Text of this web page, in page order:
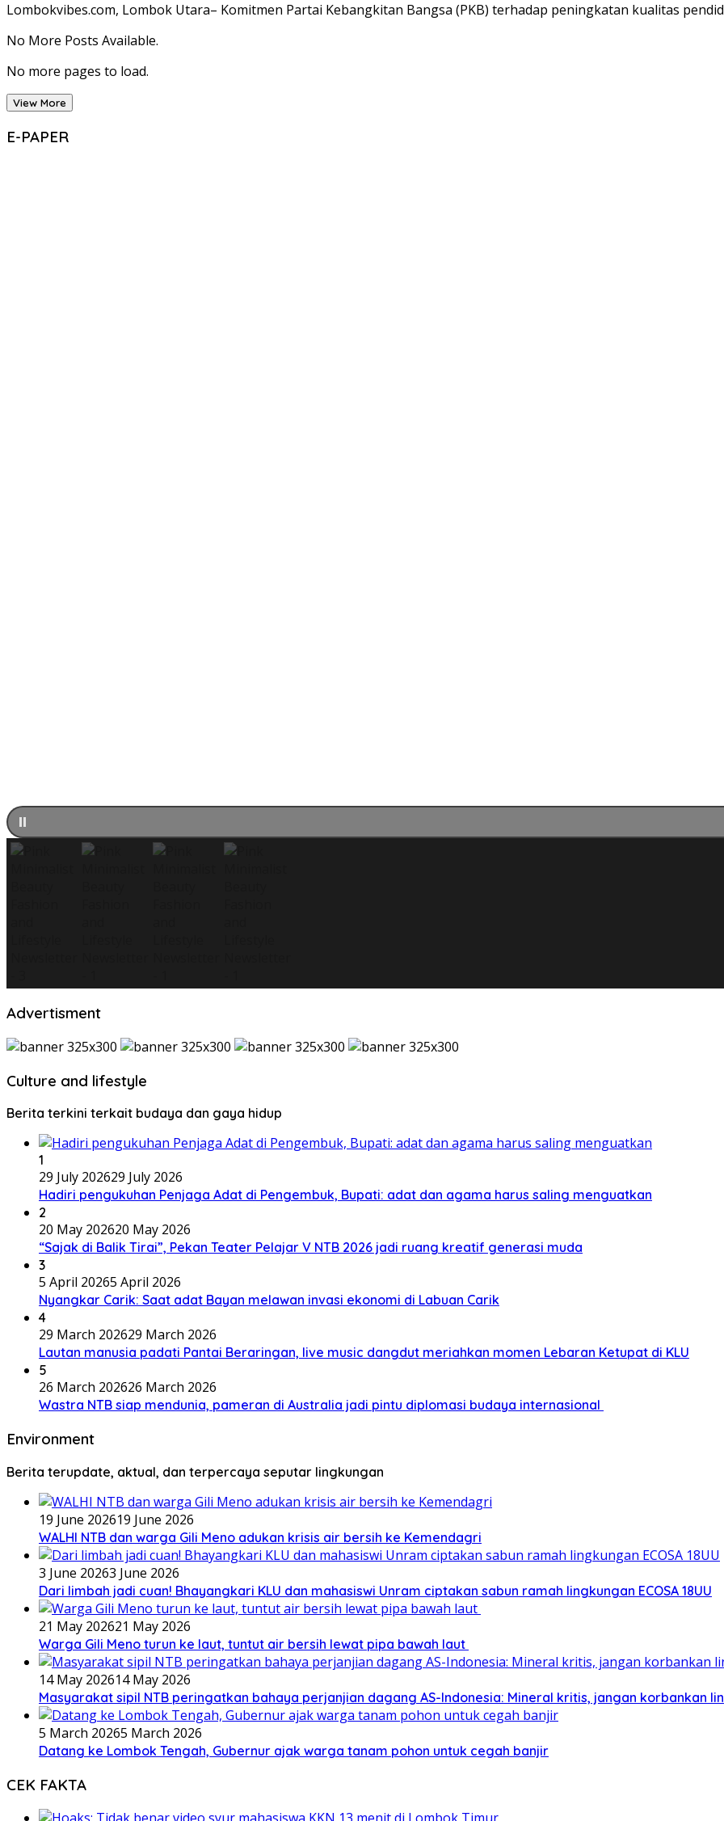
Lombokvibes.com, Lombok Utara– Komitmen Partai Kebangkitan Bangsa (PKB) terhadap peningkatan kualitas
No More Posts Available.
No more pages to load.
View More
E-PAPER
Advertisment
Culture and lifestyle
Berita terkini terkait budaya dan gaya hidup
1
29 July 202629 July 2026
Hadiri pengukuhan Penjaga Adat di Pengembuk, Bupati: adat dan agama harus saling menguatkan
2
20 May 202620 May 2026
“Sajak di Balik Tirai”, Pekan Teater Pelajar V NTB 2026 jadi ruang kreatif generasi muda
3
5 April 20265 April 2026
Nyangkar Carik: Saat adat Bayan melawan invasi ekonomi di Labuan Carik
4
29 March 202629 March 2026
Lautan manusia padati Pantai Beraringan, live music dangdut meriahkan momen Lebaran Ketupat di KLU
5
26 March 202626 March 2026
Wastra NTB siap mendunia, pameran di Australia jadi pintu diplomasi budaya internasional
Environment
Berita terupdate, aktual, dan terpercaya seputar lingkungan
19 June 202619 June 2026
WALHI NTB dan warga Gili Meno adukan krisis air bersih ke Kemendagri
3 June 20263 June 2026
Dari limbah jadi cuan! Bhayangkari KLU dan mahasiswi Unram ciptakan sabun ramah lingkungan ECOSA 18UU
21 May 202621 May 2026
Warga Gili Meno turun ke laut, tuntut air bersih lewat pipa bawah laut
14 May 202614 May 2026
Masyarakat sipil NTB peringatkan bahaya perjanjian dagang AS-Indonesia: Mineral kritis, jangan korbankan
5 March 20265 March 2026
Datang ke Lombok Tengah, Gubernur ajak warga tanam pohon untuk cegah banjir
CEK FAKTA